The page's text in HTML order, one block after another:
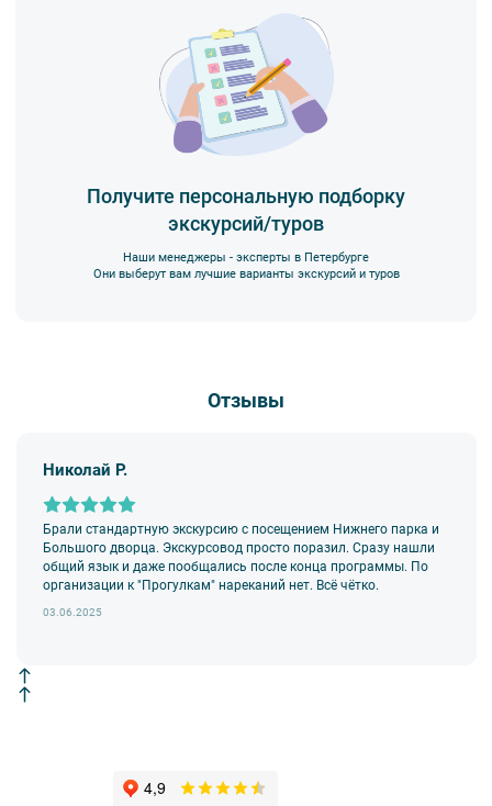
Получите персональную подборку
экскурсий/туров
Наши менеджеры - эксперты в Петербурге
Они выберут вам лучшие варианты экскурсий и туров
Отзывы
Николай Р.
Брали стандартную экскурсию с посещением Нижнего парка и
Большого дворца. Экскурсовод просто поразил. Сразу нашли
общий язык и даже пообщались после конца программы. По
организации к "Прогулкам" нареканий нет. Всё чётко.
03.06.2025